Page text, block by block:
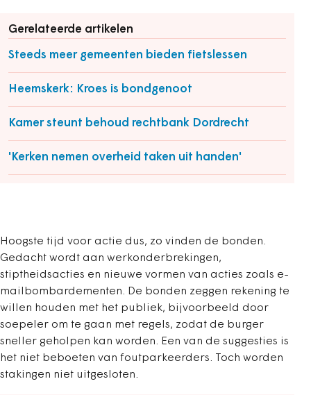
Gerelateerde artikelen
Steeds meer gemeenten bieden fietslessen
Heemskerk: Kroes is bondgenoot
Kamer steunt behoud rechtbank Dordrecht
'Kerken nemen overheid taken uit handen'
Hoogste tijd voor actie dus, zo vinden de bonden.
Gedacht wordt aan werkonderbrekingen,
stiptheidsacties en nieuwe vormen van acties zoals e-
mailbombardementen. De bonden zeggen rekening te
willen houden met het publiek, bijvoorbeeld door
soepeler om te gaan met regels, zodat de burger
sneller geholpen kan worden. Een van de suggesties is
het niet beboeten van foutparkeerders. Toch worden
stakingen niet uitgesloten.